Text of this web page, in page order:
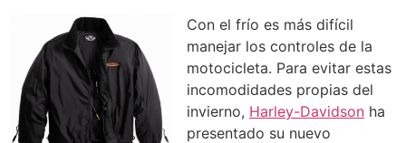
Con el frío es más difícil
manejar los controles de la
motocicleta. Para evitar estas
incomodidades propias del
invierno, Harley-Davidson ha
presentado su nuevo